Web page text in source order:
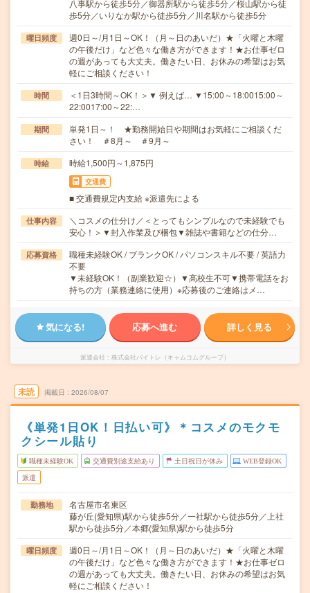
八事駅から徒歩5分／御器所駅から徒歩5分／桜山駅から徒
歩5分／いりなか駅から徒歩5分／川名駅から徒歩5分
曜日頻度
週0日～/月1日～OK！（月～日のあいだ）★「火曜と木曜
の午後だけ」など色々な働き方ができます！★お仕事ゼロ
の週があっても大丈夫。働きたい日、お休みの希望はお気
軽にご相談ください！
時間
＜1日3時間～OK！＞▼ 例えば… ▼15:00～18:0015:00～
22:0017:00～22:…
期間
単発1日～！ ★勤務開始日や期間はお気軽にご相談くだ
さい！ ＃8月～ ＃9月～
時給 時給1,500円～1,875円
交通費
■ 交通費規定内支給 ※派遣先による
仕事内容
＼コスメの仕分け／＜とってもシンプルなので未経験でも
安心！＞▼封入作業及び梱包▼雑誌や書籍などの仕分…
応募資格
職種未経験OK / ブランクOK / パソコンスキル不要 / 英語力
不要
▼未経験OK！（副業歓迎☆）▼高校生不可▼携帯電話をお
持ちの方（業務連絡に使用）※応募後のご連絡はメ…
気になる! 応募へ進む 詳しく見る
派遣会社 株式会社バイトレ（キャムコムグループ）
未読 掲載日 2026/08/07
《単発1日OK！日払い可》＊コスメのモクモ
クシール貼り
職種未経験OK 交通費別途支給あり 土日祝日が休み WEB登録OK
派遣
勤務地
名古屋市名東区
藤が丘(愛知県)駅から徒歩5分／一社駅から徒歩5分／上社
駅から徒歩5分／本郷(愛知県)駅から徒歩5分
曜日頻度
週0日～/月1日～OK！（月～日のあいだ）★「火曜と木曜
の午後だけ」など色々な働き方ができます！★お仕事ゼロ
の週があっても大丈夫。働きたい日、お休みの希望はお気
軽にご相談ください！